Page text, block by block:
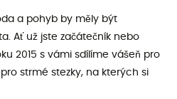
a pohyb by měly být
Ať už jste začátečník nebo
2015 s vámi sdílíme vášeň pro
strmé stezky, na kterých si